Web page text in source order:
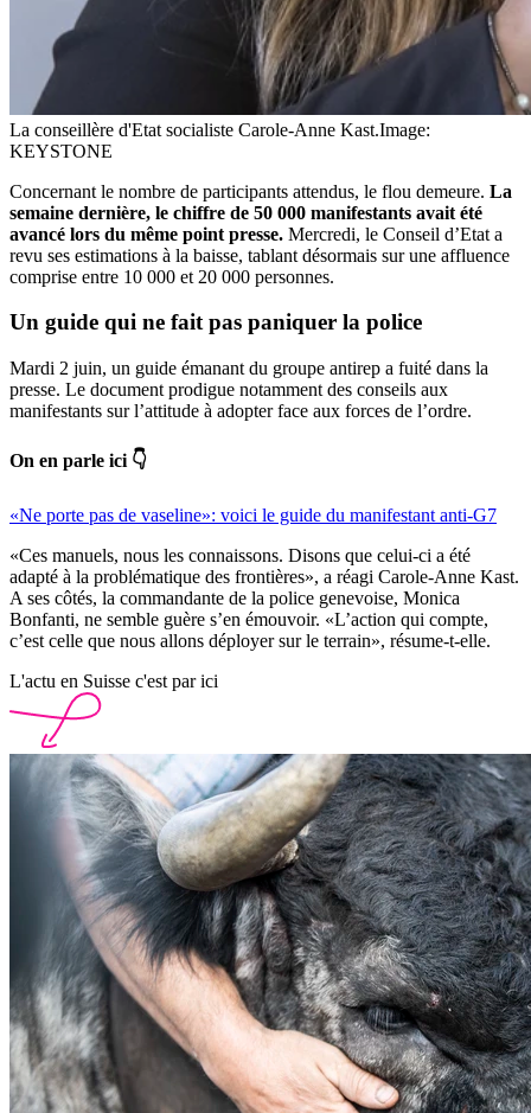
La conseillère d'Etat socialiste Carole-Anne Kast.Image:
KEYSTONE
Concernant le nombre de participants attendus, le flou demeure. La
semaine dernière, le chiffre de 50 000 manifestants avait été
avancé lors du même point presse. Mercredi, le Conseil d’Etat a
revu ses estimations à la baisse, tablant désormais sur une affluence
comprise entre 10 000 et 20 000 personnes.
Un guide qui ne fait pas paniquer la police
Mardi 2 juin, un guide émanant du groupe antirep a fuité dans la
presse. Le document prodigue notamment des conseils aux
manifestants sur l’attitude à adopter face aux forces de l’ordre.
On en parle ici 👇
«Ne porte pas de vaseline»: voici le guide du manifestant anti-G7
«Ces manuels, nous les connaissons. Disons que celui-ci a été
adapté à la problématique des frontières», a réagi Carole-Anne Kast.
A ses côtés, la commandante de la police genevoise, Monica
Bonfanti, ne semble guère s’en émouvoir. «L’action qui compte,
c’est celle que nous allons déployer sur le terrain», résume-t-elle.
L'actu en Suisse c'est par ici